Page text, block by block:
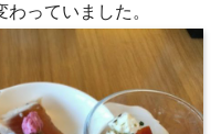
っていました。